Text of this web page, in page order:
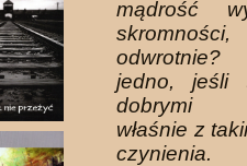
mądrość
jedno, jeśli
dobrymi
właśnie z
czynienia.